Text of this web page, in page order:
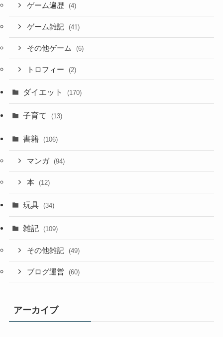
ゲーム遍歴 (4)
ゲーム雑記 (41)
その他ゲーム (6)
トロフィー (2)
ダイエット (170)
子育て (13)
書籍 (106)
マンガ (94)
本 (12)
玩具 (34)
雑記 (109)
その他雑記 (49)
ブログ運営 (60)
アーカイブ